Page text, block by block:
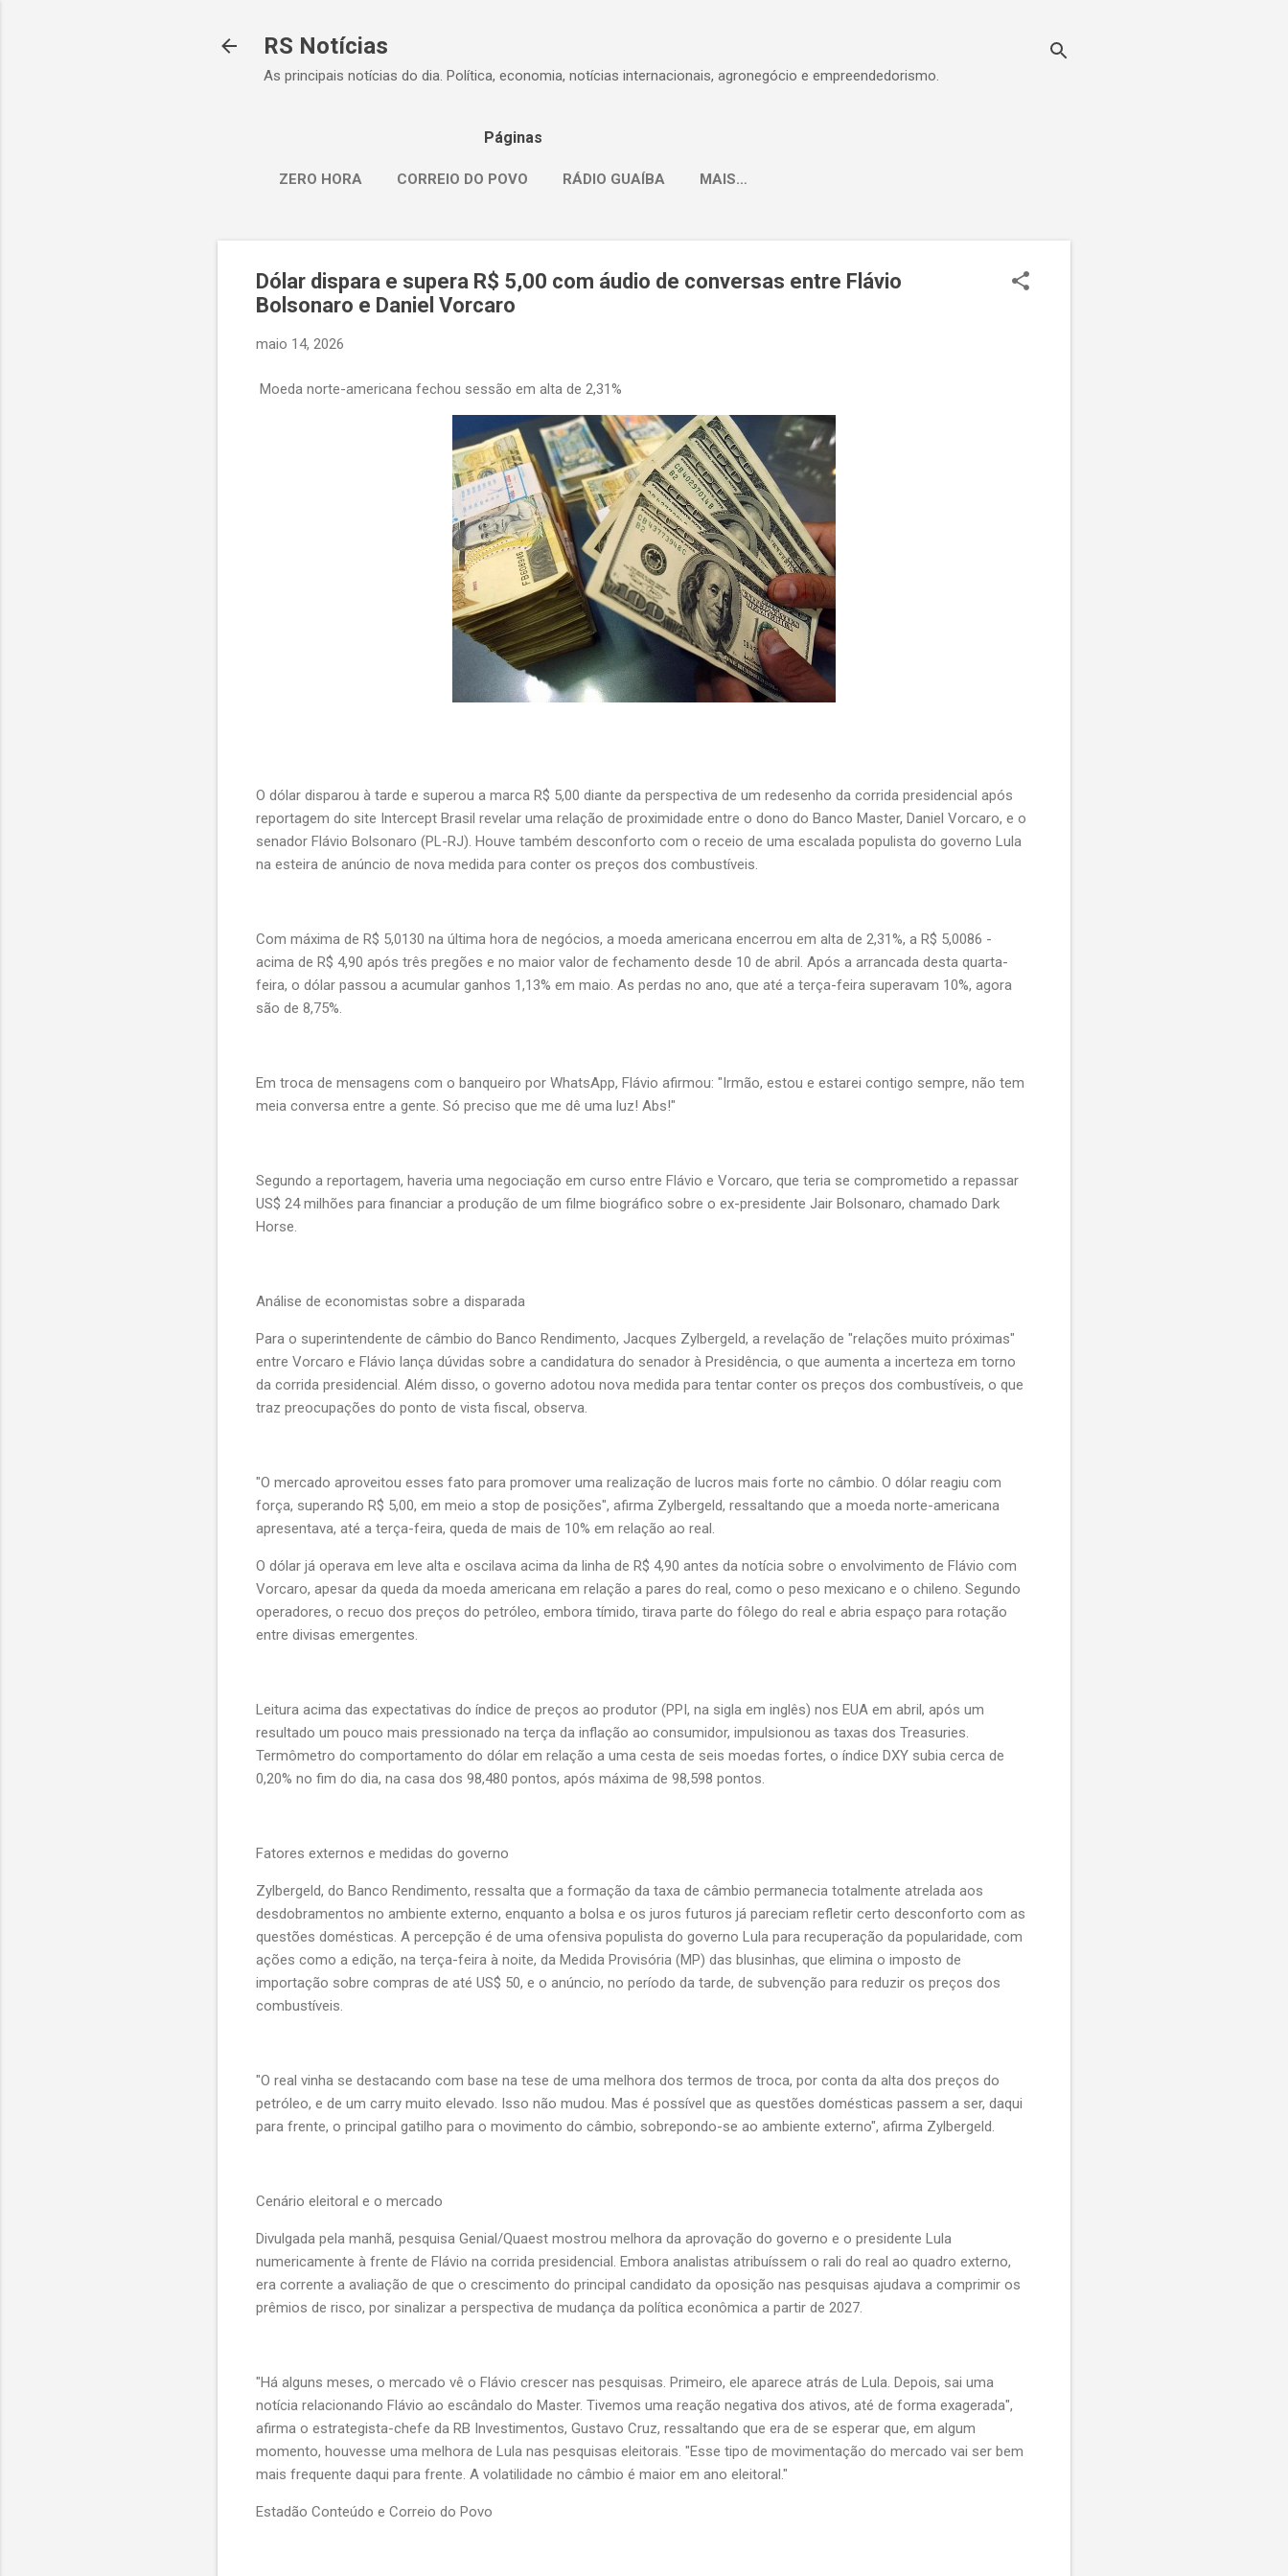
RS Notícias
As principais notícias do dia. Política, economia, notícias internacionais, agronegócio e empreendedorismo.
Páginas
ZERO HORA CORREIO DO POVO RÁDIO GUAÍBA MAIS…
Dólar dispara e supera R$ 5,00 com áudio de conversas entre Flávio
Bolsonaro e Daniel Vorcaro
maio 14, 2026
Moeda norte-americana fechou sessão em alta de 2,31%
O dólar disparou à tarde e superou a marca R$ 5,00 diante da perspectiva de um redesenho da corrida presidencial após
reportagem do site Intercept Brasil revelar uma relação de proximidade entre o dono do Banco Master, Daniel Vorcaro, e o
senador Flávio Bolsonaro (PL-RJ). Houve também desconforto com o receio de uma escalada populista do governo Lula
na esteira de anúncio de nova medida para conter os preços dos combustíveis.
Com máxima de R$ 5,0130 na última hora de negócios, a moeda americana encerrou em alta de 2,31%, a R$ 5,0086 -
acima de R$ 4,90 após três pregões e no maior valor de fechamento desde 10 de abril. Após a arrancada desta quarta-
feira, o dólar passou a acumular ganhos 1,13% em maio. As perdas no ano, que até a terça-feira superavam 10%, agora
são de 8,75%.
Em troca de mensagens com o banqueiro por WhatsApp, Flávio afirmou: "Irmão, estou e estarei contigo sempre, não tem
meia conversa entre a gente. Só preciso que me dê uma luz! Abs!"
Segundo a reportagem, haveria uma negociação em curso entre Flávio e Vorcaro, que teria se comprometido a repassar
US$ 24 milhões para financiar a produção de um filme biográfico sobre o ex-presidente Jair Bolsonaro, chamado Dark
Horse.
Análise de economistas sobre a disparada
Para o superintendente de câmbio do Banco Rendimento, Jacques Zylbergeld, a revelação de "relações muito próximas"
entre Vorcaro e Flávio lança dúvidas sobre a candidatura do senador à Presidência, o que aumenta a incerteza em torno
da corrida presidencial. Além disso, o governo adotou nova medida para tentar conter os preços dos combustíveis, o que
traz preocupações do ponto de vista fiscal, observa.
"O mercado aproveitou esses fato para promover uma realização de lucros mais forte no câmbio. O dólar reagiu com
força, superando R$ 5,00, em meio a stop de posições", afirma Zylbergeld, ressaltando que a moeda norte-americana
apresentava, até a terça-feira, queda de mais de 10% em relação ao real.
O dólar já operava em leve alta e oscilava acima da linha de R$ 4,90 antes da notícia sobre o envolvimento de Flávio com
Vorcaro, apesar da queda da moeda americana em relação a pares do real, como o peso mexicano e o chileno. Segundo
operadores, o recuo dos preços do petróleo, embora tímido, tirava parte do fôlego do real e abria espaço para rotação
entre divisas emergentes.
Leitura acima das expectativas do índice de preços ao produtor (PPI, na sigla em inglês) nos EUA em abril, após um
resultado um pouco mais pressionado na terça da inflação ao consumidor, impulsionou as taxas dos Treasuries.
Termômetro do comportamento do dólar em relação a uma cesta de seis moedas fortes, o índice DXY subia cerca de
0,20% no fim do dia, na casa dos 98,480 pontos, após máxima de 98,598 pontos.
Fatores externos e medidas do governo
Zylbergeld, do Banco Rendimento, ressalta que a formação da taxa de câmbio permanecia totalmente atrelada aos
desdobramentos no ambiente externo, enquanto a bolsa e os juros futuros já pareciam refletir certo desconforto com as
questões domésticas. A percepção é de uma ofensiva populista do governo Lula para recuperação da popularidade, com
ações como a edição, na terça-feira à noite, da Medida Provisória (MP) das blusinhas, que elimina o imposto de
importação sobre compras de até US$ 50, e o anúncio, no período da tarde, de subvenção para reduzir os preços dos
combustíveis.
"O real vinha se destacando com base na tese de uma melhora dos termos de troca, por conta da alta dos preços do
petróleo, e de um carry muito elevado. Isso não mudou. Mas é possível que as questões domésticas passem a ser, daqui
para frente, o principal gatilho para o movimento do câmbio, sobrepondo-se ao ambiente externo", afirma Zylbergeld.
Cenário eleitoral e o mercado
Divulgada pela manhã, pesquisa Genial/Quaest mostrou melhora da aprovação do governo e o presidente Lula
numericamente à frente de Flávio na corrida presidencial. Embora analistas atribuíssem o rali do real ao quadro externo,
era corrente a avaliação de que o crescimento do principal candidato da oposição nas pesquisas ajudava a comprimir os
prêmios de risco, por sinalizar a perspectiva de mudança da política econômica a partir de 2027.
"Há alguns meses, o mercado vê o Flávio crescer nas pesquisas. Primeiro, ele aparece atrás de Lula. Depois, sai uma
notícia relacionando Flávio ao escândalo do Master. Tivemos uma reação negativa dos ativos, até de forma exagerada",
afirma o estrategista-chefe da RB Investimentos, Gustavo Cruz, ressaltando que era de se esperar que, em algum
momento, houvesse uma melhora de Lula nas pesquisas eleitorais. "Esse tipo de movimentação do mercado vai ser bem
mais frequente daqui para frente. A volatilidade no câmbio é maior em ano eleitoral."
Estadão Conteúdo e Correio do Povo